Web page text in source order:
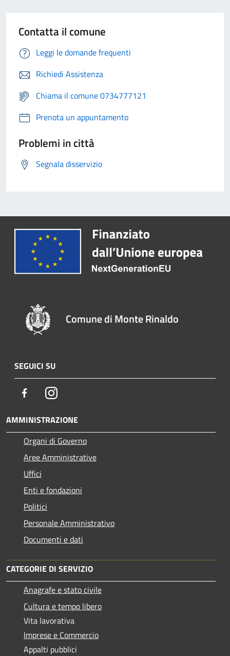
Contatta il comune
Leggi le domande frequenti
Richiedi Assistenza
Chiama il comune 0734777121
Prenota un appuntamento
Problemi in città
Segnala disservizio
Comune di Monte Rinaldo
SEGUICI SU
FacebookInstagram
AMMINISTRAZIONE
Organi di Governo
Aree Amministrative
Uffici
Enti e fondazioni
Politici
Personale Amministrativo
Documenti e dati
CATEGORIE DI SERVIZIO
Anagrafe e stato civile
Cultura e tempo libero
Vita lavorativa
Imprese e Commercio
Appalti pubblici